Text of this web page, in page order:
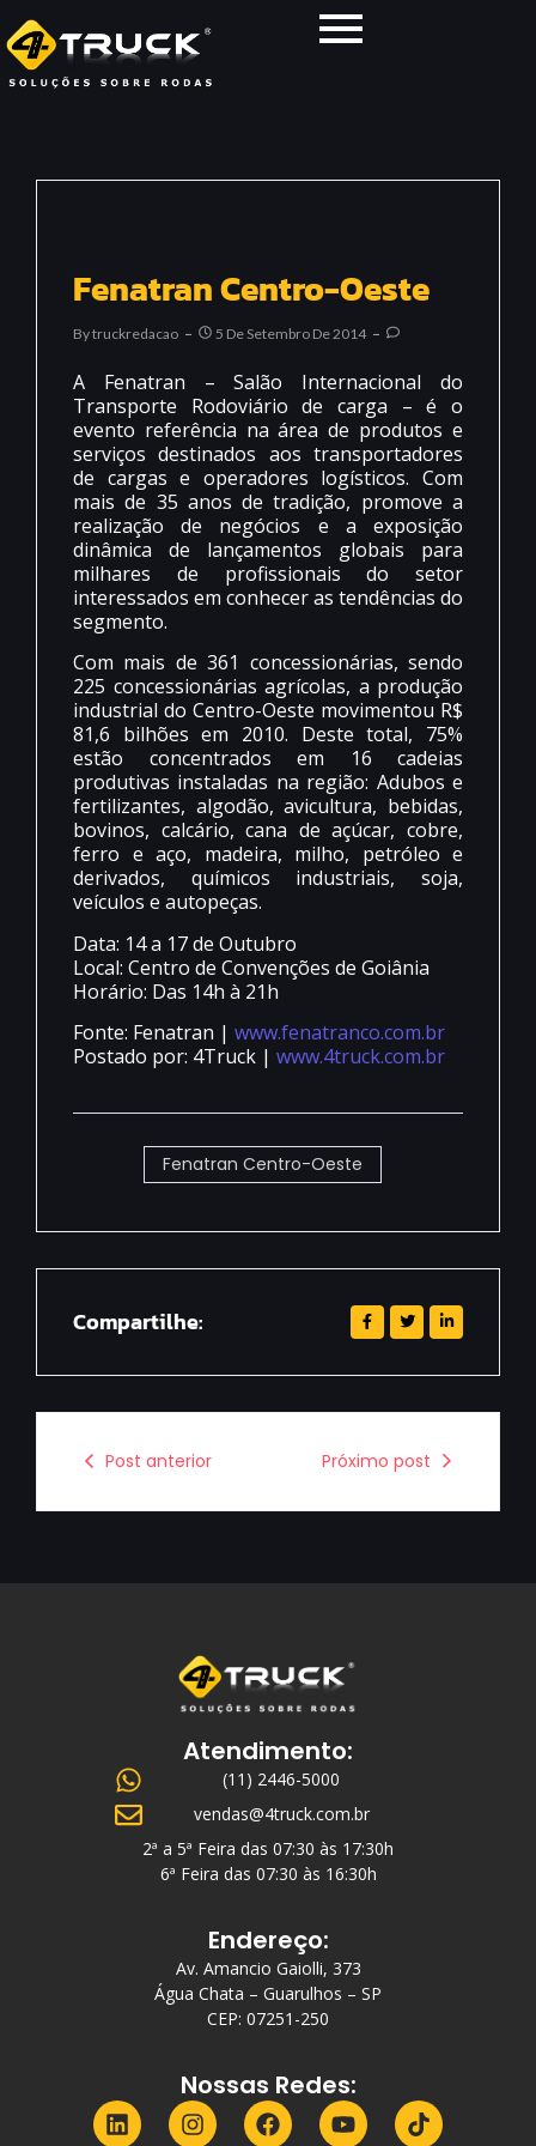
Fenatran Centro-Oeste
ByTruckredacao 5 De Setembro De 2014
A Fenatran – Salão Internacional do
Transporte Rodoviário de carga – é o
evento referência na área de produtos e
serviços destinados aos transportadores
de cargas e operadores logísticos. Com
mais de 35 anos de tradição, promove a
realização de negócios e a exposição
dinâmica de lançamentos globais para
milhares de profissionais do setor
interessados em conhecer as tendências do
segmento.
Com mais de 361 concessionárias, sendo
225 concessionárias agrícolas, a produção
industrial do Centro-Oeste movimentou R$
81,6 bilhões em 2010. Deste total, 75%
estão concentrados em 16 cadeias
produtivas instaladas na região: Adubos e
fertilizantes, algodão, avicultura, bebidas,
bovinos, calcário, cana de açúcar, cobre,
ferro e aço, madeira, milho, petróleo e
derivados, químicos industriais, soja,
veículos e autopeças.
Data: 14 a 17 de Outubro
Local: Centro de Convenções de Goiânia
Horário: Das 14h à 21h
Fonte: Fenatran | www.fenatranco.com.br
Postado por: 4Truck | www.4truck.com.br
Fenatran Centro-Oeste
Compartilhe:
Post anterior Próximo post
Atendimento:
(11) 2446-5000
vendas@4truck.com.br
2ª a 5ª Feira das 07:30 às 17:30h
6ª Feira das 07:30 às 16:30h
Endereço:
Av. Amancio Gaiolli, 373
Água Chata – Guarulhos – SP
CEP: 07251-250
Nossas Redes: